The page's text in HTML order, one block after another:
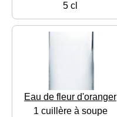
5 cl
Eau de fleur d'oranger
1 cuillère à soupe